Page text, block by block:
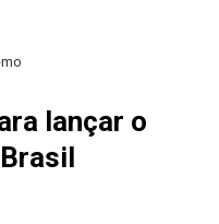
lançar o